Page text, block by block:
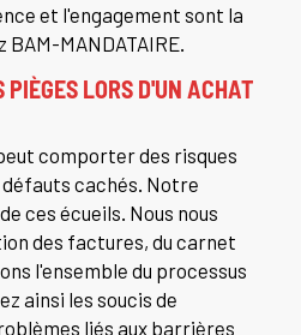
et l'engagement sont la
MANDATAIRE.
LORS D'UN ACHAT
comporter des risques
cachés. Notre
ces écueils. Nous nous
des factures, du carnet
l'ensemble du processus
ainsi les soucis de
liés aux barrières